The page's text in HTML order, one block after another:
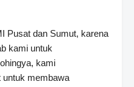
Pusat dan Sumut, karena
kami untuk
kami
untuk membawa